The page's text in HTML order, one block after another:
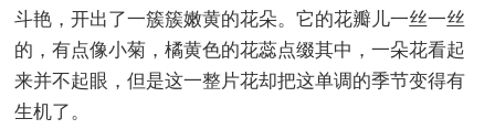
斗艳，开出了一簇簇嫩黄的花朵。它的花瓣儿一丝一丝
的，有点像小菊，橘黄色的花蕊点缀其中，一朵花看起
来并不起眼，但是这一整片花却把这单调的季节变得有
生机了。